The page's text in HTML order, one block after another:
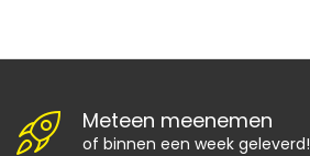
Meteen meenemen
of binnen een week geleverd!